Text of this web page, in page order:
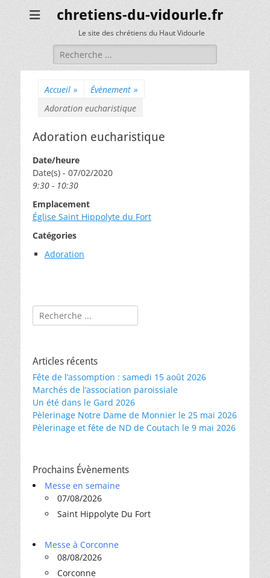
chretiens-du-vidourle.fr
Le site des chrétiens du Haut Vidourle
Rechercher :
Accueil » Évènement »
Adoration eucharistique
Adoration eucharistique
Date/heure
Date(s) - 07/02/2020
9:30 - 10:30
Emplacement
Église Saint Hippolyte du Fort
Catégories
Adoration
Rechercher :
Articles récents
Fête de l’assomption : samedi 15 août 2026
Marchés de l’association paroissiale
Un été dans le Gard 2026
Pèlerinage Notre Dame de Monnier le 25 mai 2026
Pèlerinage et fête de ND de Coutach le 9 mai 2026
Prochains Évènements
Messe en semaine
07/08/2026
Saint Hippolyte Du Fort
Messe à Corconne
08/08/2026
Corconne